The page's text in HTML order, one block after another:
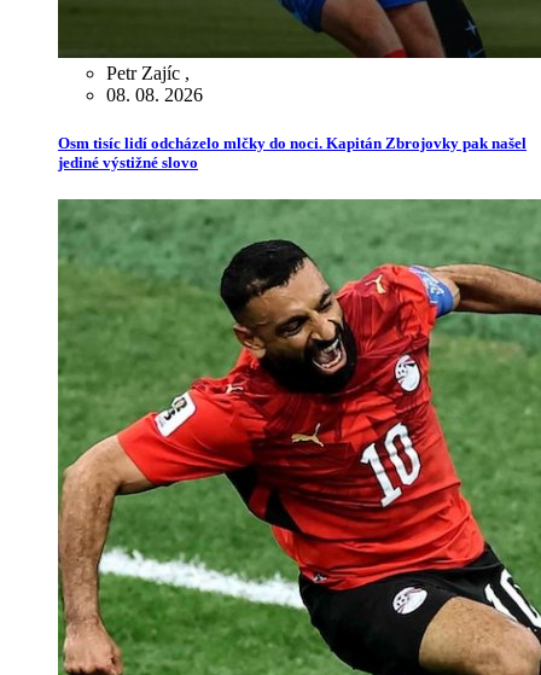
Petr Zajíc ,
08. 08. 2026
Osm tisíc lidí odcházelo mlčky do noci. Kapitán Zbrojovky pak našel
jediné výstižné slovo